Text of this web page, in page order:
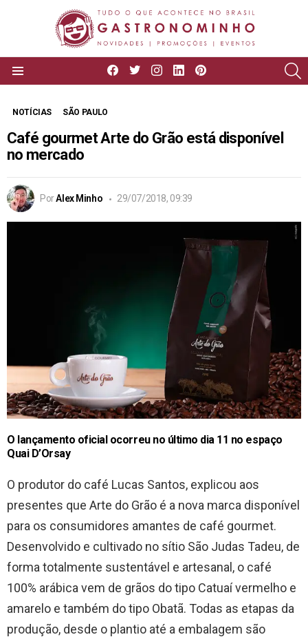
facebooktwitterinstagram
linkedin
NOTÍCIAS SÃO PAULO
Café gourmet Arte do Grão está disponível
no mercado
PorAlex Minho 29/07/2018, 09:39
O lançamento oficial ocorreu no último dia 11 no espaço
Quai D’Orsay
O produtor do café Lucas Santos, explicou aos
presentes que Arte do Grão é a nova marca disponível
para os consumidores amantes de café gourmet.
Desenvolvido e cultivado no sítio São Judas Tadeu, de
forma totalmente sustentável e artesanal, o café
100% arábica vem de grãos do tipo Catuaí vermelho e
amarelo e também do tipo Obatã. Todas as etapas da
produção, desde o plantio até a embalagem são